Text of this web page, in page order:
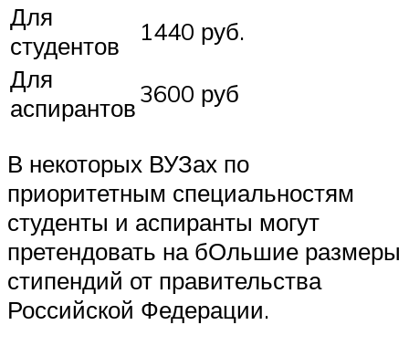
Для
студентов
1440 руб.
Для
аспирантов3600 руб
В некоторых ВУЗах по
приоритетным специальностям
студенты и аспиранты могут
претендовать на бОльшие размеры
стипендий от правительства
Российской Федерации.